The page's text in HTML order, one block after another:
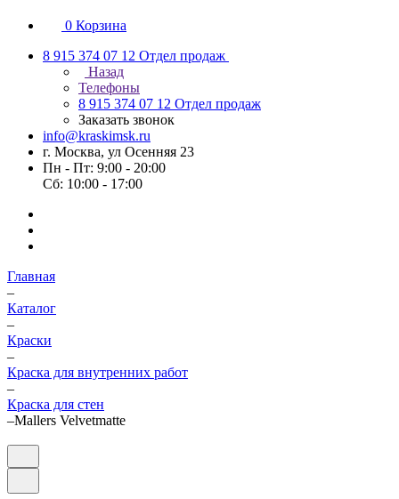
0 Корзина
8 915 374 07 12 Отдел продаж
Назад
Телефоны
8 915 374 07 12 Отдел продаж
Заказать звонок
info@kraskimsk.ru
г. Москва, ул Осенняя 23
Пн - Пт: 9:00 - 20:00
Сб: 10:00 - 17:00
Главная
–
Каталог
–
Краски
–
Краска для внутренних работ
–
Краска для стен
–Mallers Velvetmatte